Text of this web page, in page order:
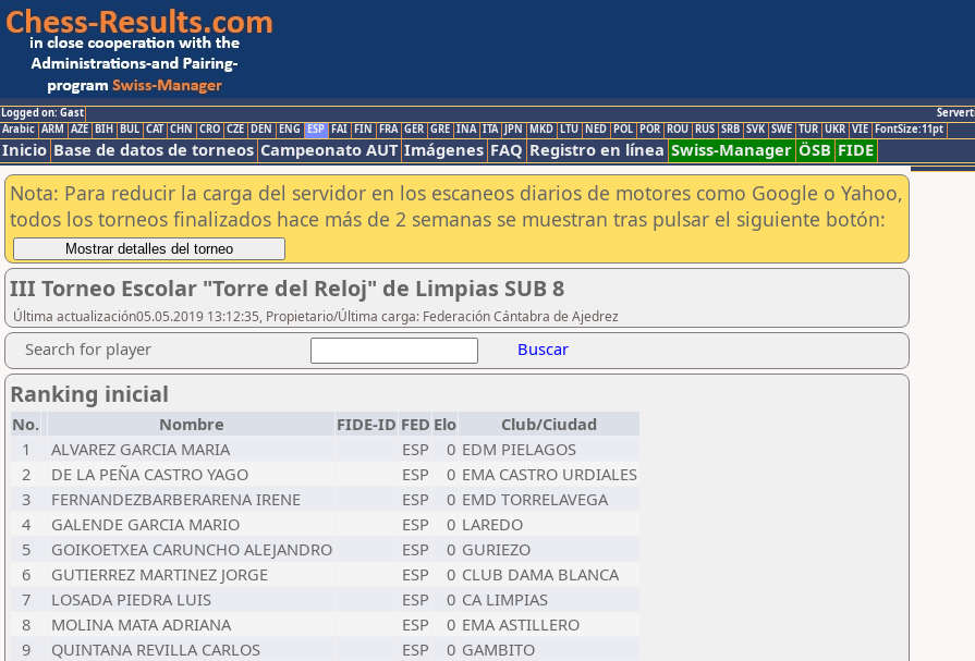
Logged on: Gast
Arabic ARM AZE BIH BUL CAT CHN CRO CZE DEN ENG ESP FAI FIN FRA GER GRE INA ITA JPN MKD LTU NED POL POR ROU RUS SRB SVK SWE TUR UKR VIE FontSize:11pt
Inicio Base de datos de torneos Campeonato AUT Imágenes FAQ Registro en línea Swiss-Manager ÖSB FIDE
Nota: Para reducir la carga del servidor en los escaneos diarios de motores como Google o Yahoo,
todos los torneos finalizados hace más de 2 semanas se muestran tras pulsar el siguiente botón:
III Torneo Escolar "Torre del Reloj" de Limpias SUB 8
Última actualización05.05.2019 13:12:35, Propietario/Última carga: Federación Cántabra de Ajedrez
Search for player Buscar
Ranking inicial
No. Nombre FIDE-ID FED Elo
Club/Ciudad
1
ALVAREZ GARCIA MARIA ESP 0 EDM PIELAGOS
2
DE LA PEÑA CASTRO YAGO ESP 0 EMA CASTRO URDIALES
3
FERNANDEZBARBERARENA IRENE ESP 0 EMD TORRELAVEGA
4
GALENDE GARCIA MARIO ESP 0 LAREDO
5
GOIKOETXEA CARUNCHO ALEJANDRO ESP 0 GURIEZO
6
GUTIERREZ MARTINEZ JORGE ESP 0 CLUB DAMA BLANCA
7
LOSADA PIEDRA LUIS ESP 0 CA LIMPIAS
8
MOLINA MATA ADRIANA ESP 0 EMA ASTILLERO
9
QUINTANA REVILLA CARLOS ESP 0 GAMBITO